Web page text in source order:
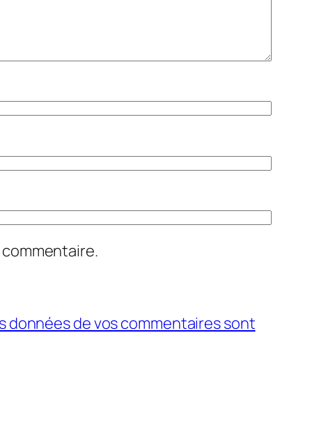
données de vos commentaires sont